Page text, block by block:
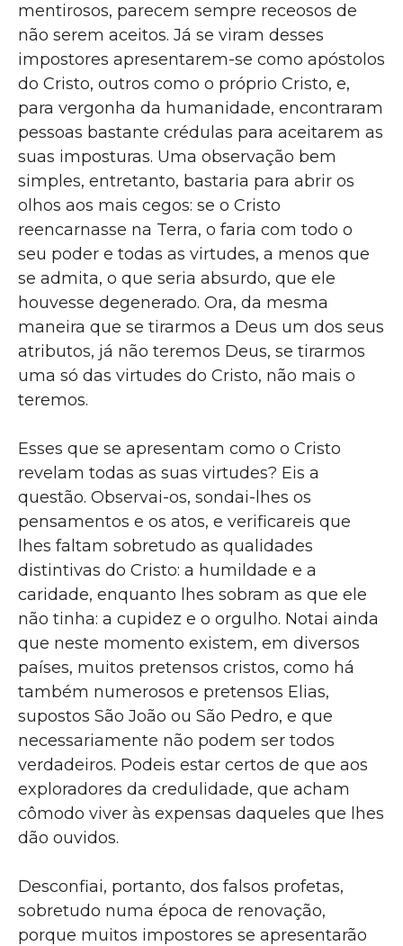
mentirosos, parecem sempre receosos de
não serem aceitos. Já se viram desses
impostores apresentarem-se como apóstolos
do Cristo, outros como o próprio Cristo, e,
para vergonha da humanidade, encontraram
pessoas bastante crédulas para aceitarem as
suas imposturas. Uma observação bem
simples, entretanto, bastaria para abrir os
olhos aos mais cegos: se o Cristo
reencarnasse na Terra, o faria com todo o
seu poder e todas as virtudes, a menos que
se admita, o que seria absurdo, que ele
houvesse degenerado. Ora, da mesma
maneira que se tirarmos a Deus um dos seus
atributos, já não teremos Deus, se tirarmos
uma só das virtudes do Cristo, não mais o
teremos.
Esses que se apresentam como o Cristo
revelam todas as suas virtudes? Eis a
questão. Observai-os, sondai-lhes os
pensamentos e os atos, e verificareis que
lhes faltam sobretudo as qualidades
distintivas do Cristo: a humildade e a
caridade, enquanto lhes sobram as que ele
não tinha: a cupidez e o orgulho. Notai ainda
que neste momento existem, em diversos
países, muitos pretensos cristos, como há
também numerosos e pretensos Elias,
supostos São João ou São Pedro, e que
necessariamente não podem ser todos
verdadeiros. Podeis estar certos de que aos
exploradores da credulidade, que acham
cômodo viver às expensas daqueles que lhes
dão ouvidos.
Desconfiai, portanto, dos falsos profetas,
sobretudo numa época de renovação,
porque muitos impostores se apresentarão